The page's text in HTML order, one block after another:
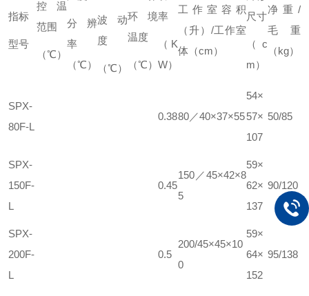
指标
型号
控温
范围
（℃）
分辨
率
（℃）
波动
度
（℃）
环境
温度
（℃）
率
（K
W）
工作室容积
（升）/工作室
体（cm）
尺寸
（c
m）
净重/
毛重
（kg）
SPX-
80F-L
0.3880／40×37×55
54×
57×
107
50/85
SPX-
150F-
L
0.45
150／45×42×8
5
59×
62×
137
90/120
SPX-
200F-
L
0.5
200/45×45×10
0
59×
64×
152
95/138